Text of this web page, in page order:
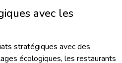
avec les
stratégiques avec des
écologiques, les restaurants